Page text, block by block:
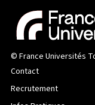
© France Universités
Contact
Recrutement